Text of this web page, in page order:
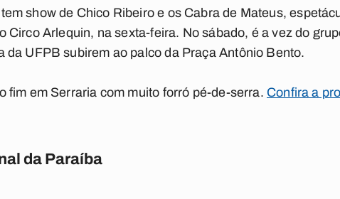
show de Chico Ribeiro e os Cabra de Mateus,
Circo Arlequin, na sexta-feira. No sábado, é a vez do
da UFPB subirem ao palco da Praça Antônio Bento.
fim em Serraria com muito forró pé-de-serra. Confira a
da Paraíba